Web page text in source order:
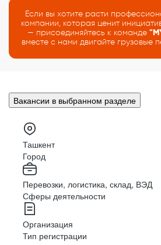
Если вы хотите расти
компании, которая ценит
— присоединяйтесь к команде
вместе с нами двигайте грузовые
Вакансии в выбранном разделе
Ташкент
Город
Перевозки, логистика, склад, ВЭД
Сферы деятельности
Организация
Тип регистрации